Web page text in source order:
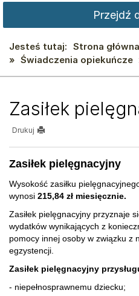
Przejdź
Jesteś tutaj: Strona główna
» Świadczenia opiekuńcze
Zasiłek
Drukuj
Zasiłek pielęgnacyjny
Wysokość zasiłku
wynosi 215,84 zł miesięcznie.
Zasiłek pielęgnacyjny przyznaje
wydatków wynikających z
pomocy innej osoby w związku z
egzystencji.
Zasiłek pielęgnacyjny
- niepełnosprawnemu dziecku;